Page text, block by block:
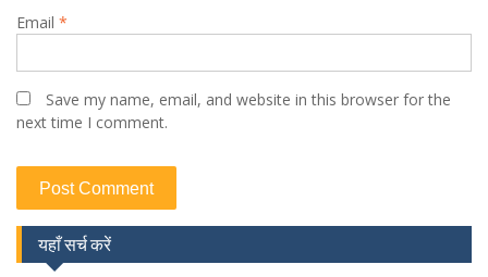
Email *
Save my name, email, and website in this browser for the
next time I comment.
यहाँ सर्च करें